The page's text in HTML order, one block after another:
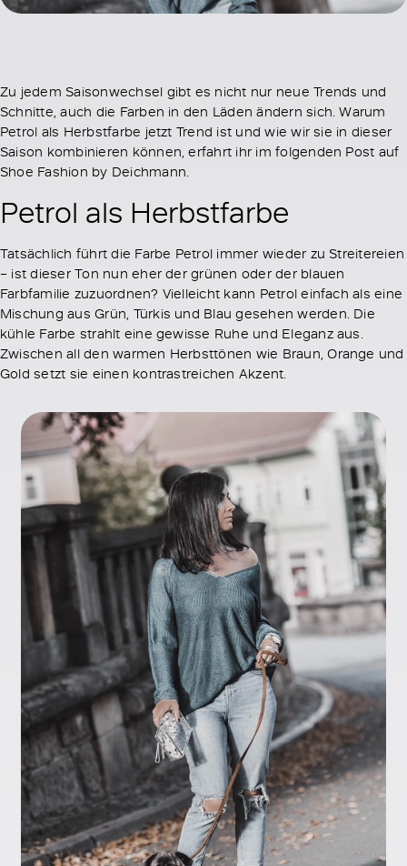
Zu jedem Saisonwechsel gibt es nicht nur neue Trends und
Schnitte, auch die Farben in den Läden ändern sich. Warum
Petrol als Herbstfarbe jetzt Trend ist und wie wir sie in dieser
Saison kombinieren können, erfahrt ihr im folgenden Post auf
Shoe Fashion by Deichmann.
Petrol als Herbstfarbe
Tatsächlich führt die Farbe Petrol immer wieder zu Streitereien
– ist dieser Ton nun eher der grünen oder der blauen
Farbfamilie zuzuordnen? Vielleicht kann Petrol einfach als eine
Mischung aus Grün, Türkis und Blau gesehen werden. Die
kühle Farbe strahlt eine gewisse Ruhe und Eleganz aus.
Zwischen all den warmen Herbsttönen wie Braun, Orange und
Gold setzt sie einen kontrastreichen Akzent.